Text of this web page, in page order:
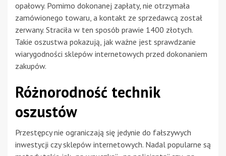
opałowy. Pomimo dokonanej zapłaty, nie otrzymała
zamówionego towaru, a kontakt ze sprzedawcą został
zerwany. Straciła w ten sposób prawie 1400 złotych.
Takie oszustwa pokazują, jak ważne jest sprawdzanie
wiarygodności sklepów internetowych przed dokonaniem
zakupów.
Różnorodność technik
oszustów
Przestępcy nie ograniczają się jedynie do fałszywych
inwestycji czy sklepów internetowych. Nadal popularne są